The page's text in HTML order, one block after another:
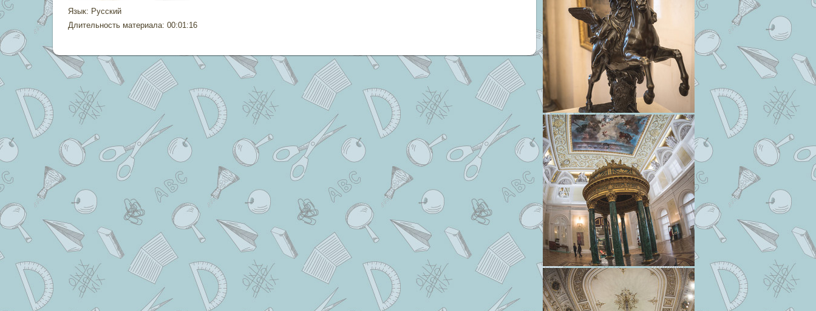
Язык: Русский
Длительность материала: 00:01:16